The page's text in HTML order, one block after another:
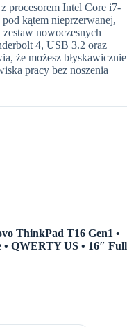
procesorem Intel Core i7-
kątem nieprzerwanej,
nowoczesnych
4, USB 3.2 oraz
że możesz błyskawicznie
pracy bez noszenia
ThinkPad T16 Gen1 •
• QWERTY US • 16″ Full